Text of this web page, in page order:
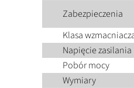
Zabezpieczenia
Klasa
Napięcie zasilania
Pobór mocy
Wymiary